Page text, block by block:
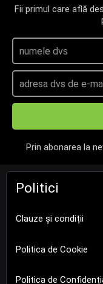
Fii primul care află
Prin abonarea la
Politici
Clauze și condiții
Politica de Cookie
Politica de